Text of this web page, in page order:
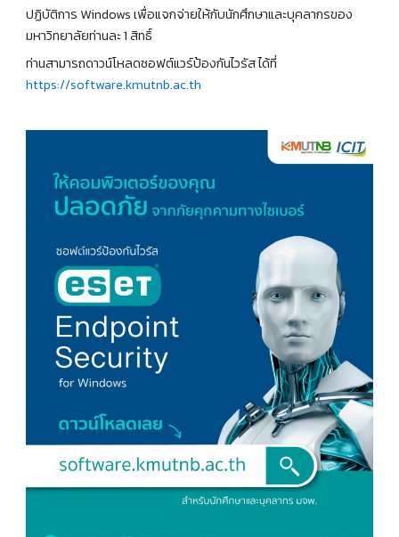
ปฏิบัติการ Windows เพื่อแจกจ่ายให้กับนักศึกษาและบุคลากรของ
มหาวิทยาลัยท่านละ 1 สิทธิ์
ท่านสามารถดาวน์โหลดซอฟต์แวร์ป้องกันไวรัส ได้ที่
https://software.kmutnb.ac.th